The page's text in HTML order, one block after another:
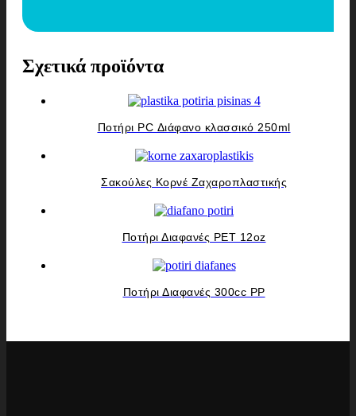
Σχετικά προϊόντα
Ποτήρι PC Διάφανο κλασσικό 250ml
Σακούλες Κορνέ Ζαχαροπλαστικής
Ποτήρι Διαφανές PET 12oz
Ποτήρι Διαφανές 300cc PP